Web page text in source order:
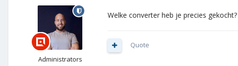
Administrators
Welke converter heb je precies gekocht?
Quote